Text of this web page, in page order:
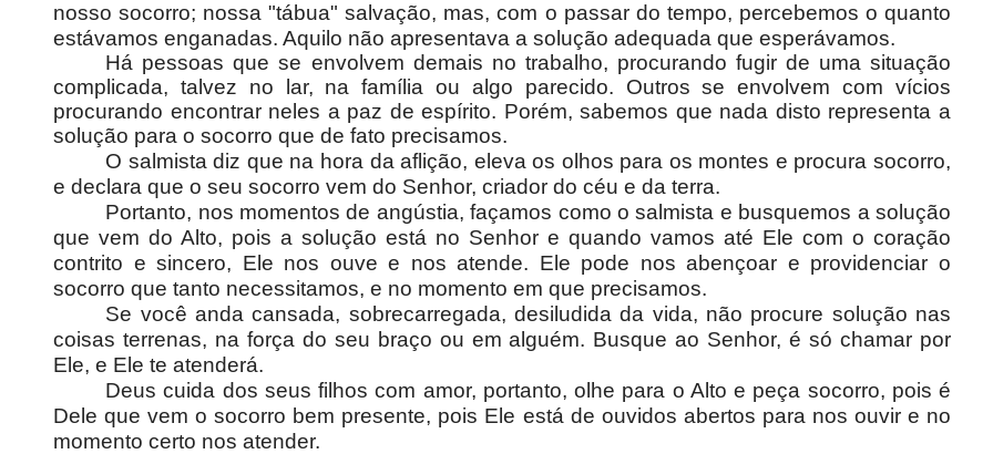
nosso socorro; nossa "tábua" salvação, mas, com o passar do tempo, percebemos o quanto
estávamos enganadas. Aquilo não apresentava a solução adequada que esperávamos.
Há pessoas que se envolvem demais no trabalho, procurando fugir de uma situação
complicada, talvez no lar, na família ou algo parecido. Outros se envolvem com vícios
procurando encontrar neles a paz de espírito. Porém, sabemos que nada disto representa a
solução para o socorro que de fato precisamos.
O salmista diz que na hora da aflição, eleva os olhos para os montes e procura socorro,
e declara que o seu socorro vem do Senhor, criador do céu e da terra.
Portanto, nos momentos de angústia, façamos como o salmista e busquemos a solução
que vem do Alto, pois a solução está no Senhor e quando vamos até Ele com o coração
contrito e sincero, Ele nos ouve e nos atende. Ele pode nos abençoar e providenciar o
socorro que tanto necessitamos, e no momento em que precisamos.
Se você anda cansada, sobrecarregada, desiludida da vida, não procure solução nas
coisas terrenas, na força do seu braço ou em alguém. Busque ao Senhor, é só chamar por
Ele, e Ele te atenderá.
Deus cuida dos seus filhos com amor, portanto, olhe para o Alto e peça socorro, pois é
Dele que vem o socorro bem presente, pois Ele está de ouvidos abertos para nos ouvir e no
momento certo nos atender.